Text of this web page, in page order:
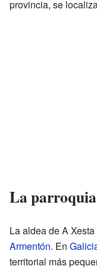
provincia, se
La
La aldea de A
Armentón. En
territorial más